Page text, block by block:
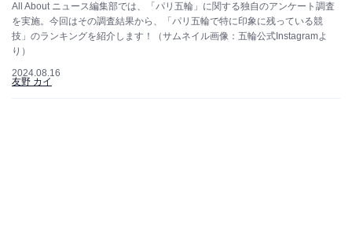
All About ニュース編集部では、「パリ五輪」に関する独自のアンケート調査
を実施。今回はその調査結果から、「パリ五輪で特に印象に残っている競
技」のランキングを紹介します！（サムネイル画像：五輪公式Instagramよ
り）
2024.08.16
友野 カイ